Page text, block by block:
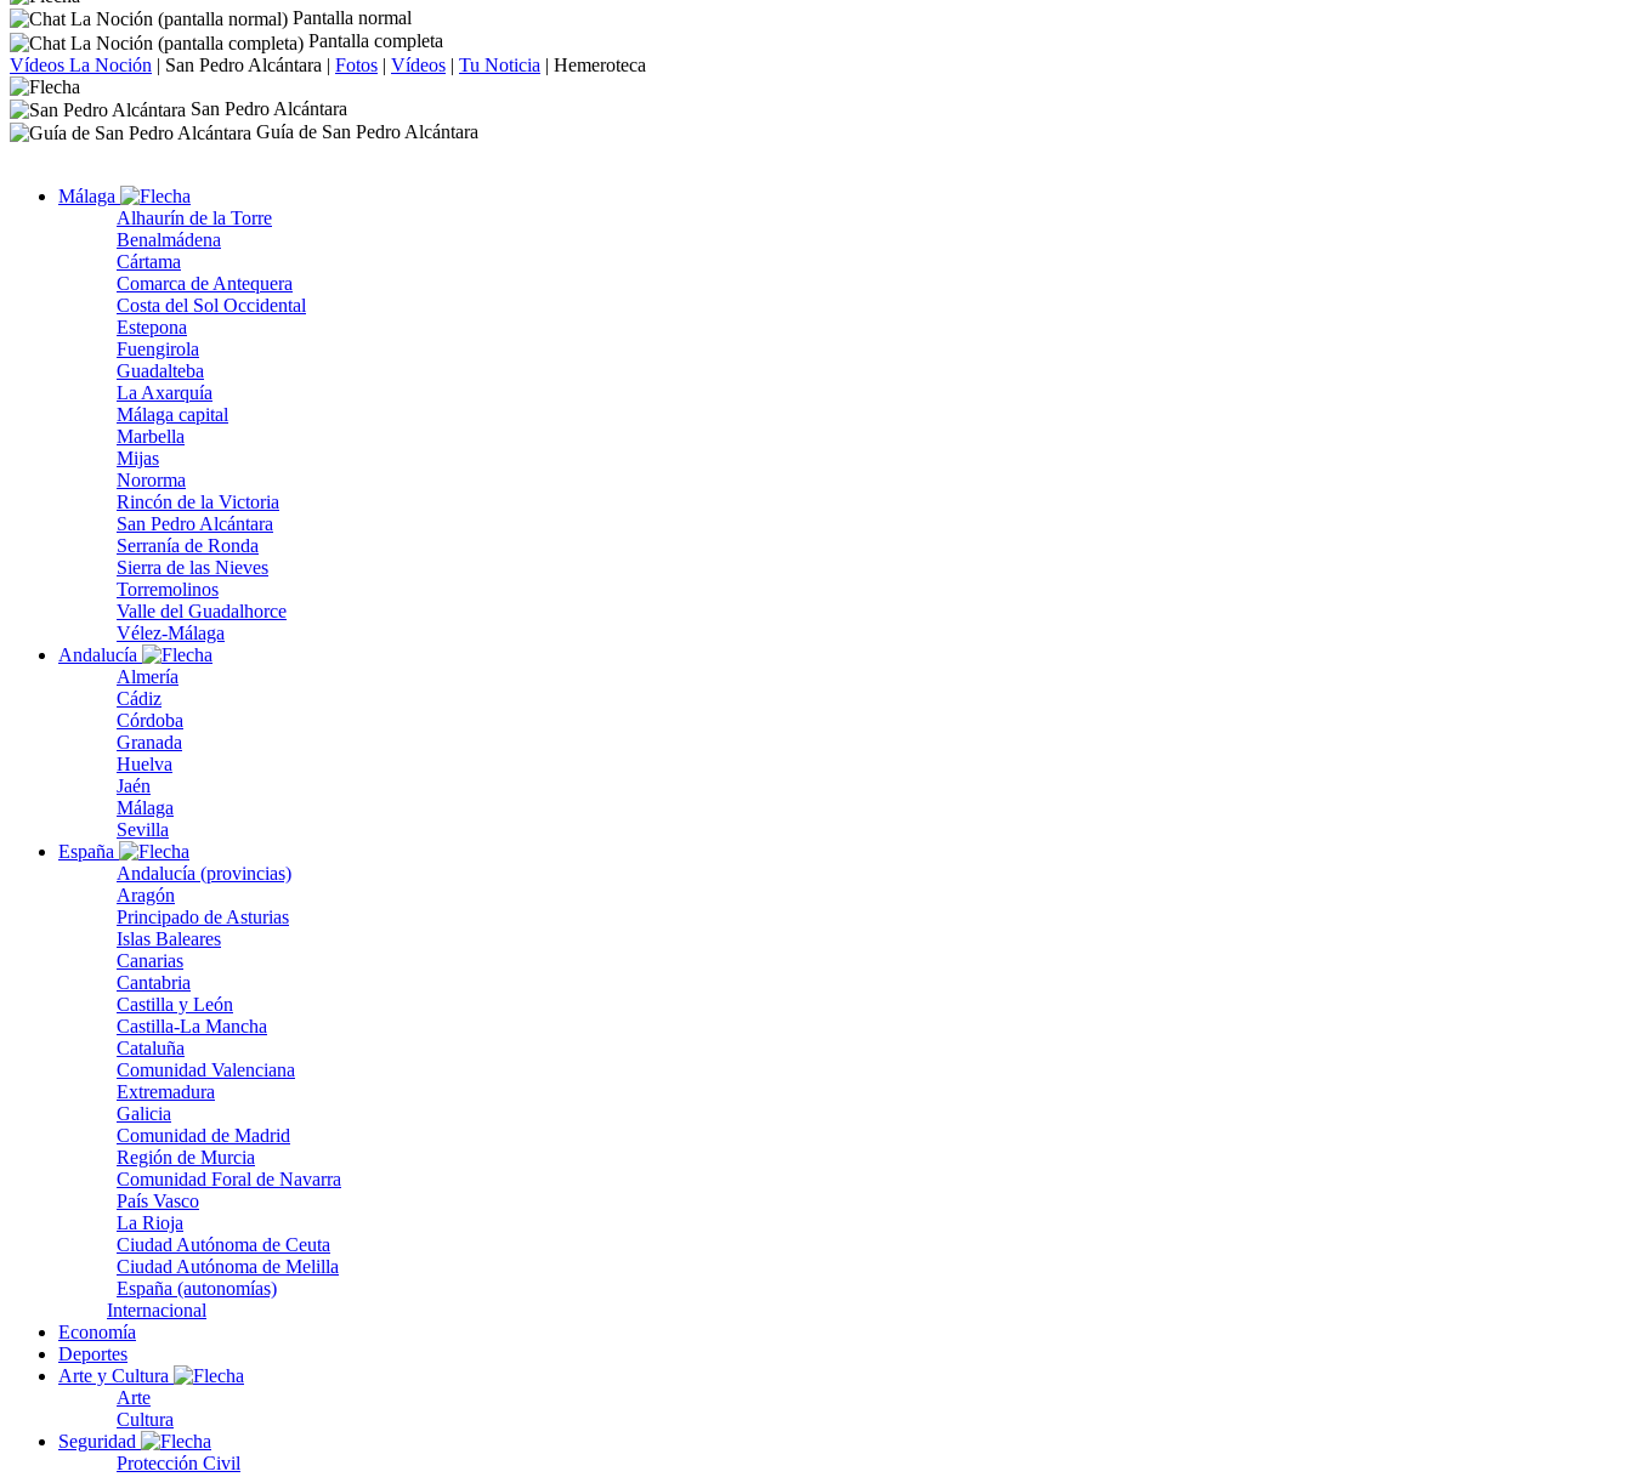
Pantalla normal
Pantalla completa
Vídeos La Noción | San Pedro Alcántara | Fotos | Vídeos | Tu Noticia | Hemeroteca
San Pedro Alcántara
Guía de San Pedro Alcántara
Málaga
Alhaurín de la Torre
Benalmádena
Cártama
Comarca de Antequera
Costa del Sol Occidental
Estepona
Fuengirola
Guadalteba
La Axarquía
Málaga capital
Marbella
Mijas
Nororma
Rincón de la Victoria
San Pedro Alcántara
Serranía de Ronda
Sierra de las Nieves
Torremolinos
Valle del Guadalhorce
Vélez-Málaga
Andalucía
Almería
Cádiz
Córdoba
Granada
Huelva
Jaén
Málaga
Sevilla
España
Andalucía (provincias)
Aragón
Principado de Asturias
Islas Baleares
Canarias
Cantabria
Castilla y León
Castilla-La Mancha
Cataluña
Comunidad Valenciana
Extremadura
Galicia
Comunidad de Madrid
Región de Murcia
Comunidad Foral de Navarra
País Vasco
La Rioja
Ciudad Autónoma de Ceuta
Ciudad Autónoma de Melilla
España (autonomías)
Internacional
Economía
Deportes
Arte y Cultura
Arte
Cultura
Seguridad
Protección Civil